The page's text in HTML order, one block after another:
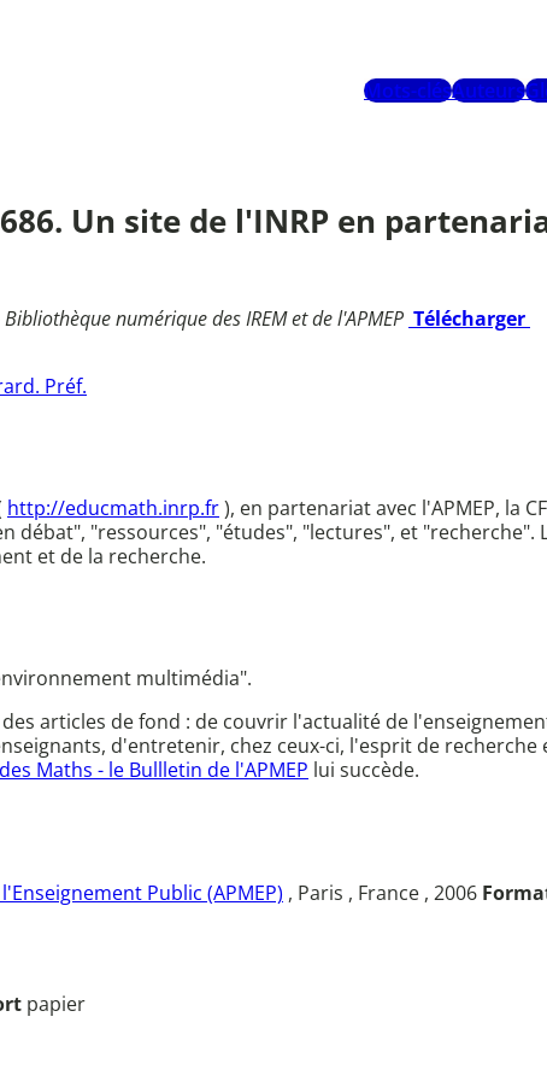
Mots-clésAuteurs
Un site de l'INRP en
Bibliothèque numérique des IREM et de l'APMEP Télécharger
Préf.
http://educmath.inrp.fr), en partenariat avec l'APMEP, la
débat", "ressources", "études", "lectures", et "recherche".
et de la recherche.
multimédia".
articles de fond : de couvrir l'actualité de
d'entretenir, chez ceux-ci, l'esprit de recherche
Maths - le Bullletin de l'APMEP lui succède.
Public (APMEP) , Paris , France , 2006
papier